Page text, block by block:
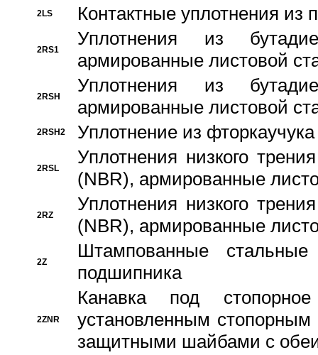
2LS Контактные уплотнения из
2RS1
Уплотнения из
армированные листовой
2RSH
Уплотнения из
армированные листовой
2RSH2 Уплотнение из
2RSL
Уплотнения низкого
(NBR), армированные
2RZ
Уплотнения низкого
(NBR), армированные
2Z
Штампованные
подшипника
2ZNR
Канавка под
установленным
защитными шайбами с